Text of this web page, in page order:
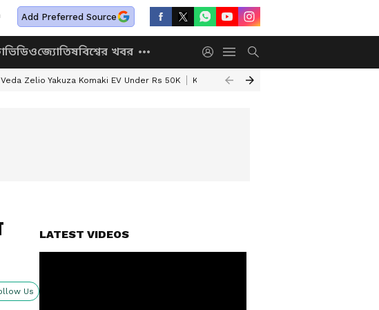
Add Preferred Source
ভিডিওজ্যোতিষবিশ্বের খবর
Veda Zelio Yakuza Komaki EV Under Rs 50K Kolkata Weather Update
Us
LATEST VIDEOS